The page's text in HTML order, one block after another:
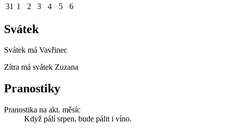
31 1 2 3 4 5 6
Svátek
Svátek má Vavřinec
Zítra má svátek Zuzana
Pranostiky
Pranostika na akt. měsíc
Když pálí srpen, bude pálit i víno.